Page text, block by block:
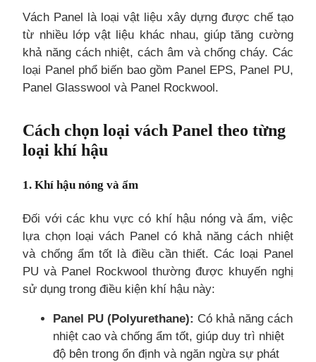
Vách Panel là loại vật liệu xây dựng được chế tạo
từ nhiều lớp vật liệu khác nhau, giúp tăng cường
khả năng cách nhiệt, cách âm và chống cháy. Các
loại Panel phổ biến bao gồm Panel EPS, Panel PU,
Panel Glasswool và Panel Rockwool.
Cách chọn loại vách Panel theo từng
loại khí hậu
1. Khí hậu nóng và ẩm
Đối với các khu vực có khí hậu nóng và ẩm, việc
lựa chọn loại vách Panel có khả năng cách nhiệt
và chống ẩm tốt là điều cần thiết. Các loại Panel
PU và Panel Rockwool thường được khuyến nghị
sử dụng trong điều kiện khí hậu này:
Panel PU (Polyurethane): Có khả năng cách
nhiệt cao và chống ẩm tốt, giúp duy trì nhiệt
độ bên trong ổn định và ngăn ngừa sự phát